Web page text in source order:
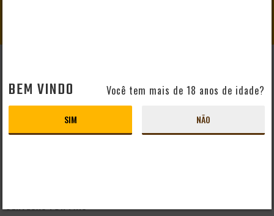
Perguntas Frequentes
Mapa do Site
Formas de Pagamento
Taxas de Entrega
CERVEJAS POR PAÍS
BEM VINDO Você tem mais de 18 anos de idade?
SIM NÃO